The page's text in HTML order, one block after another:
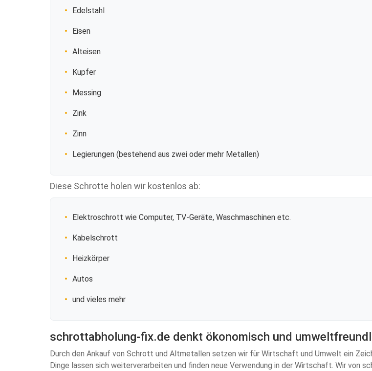
Edelstahl
Eisen
Alteisen
Kupfer
Messing
Zink
Zinn
Legierungen (bestehend aus zwei oder mehr Metallen)
Diese Schrotte holen wir kostenlos ab:
Elektroschrott wie Computer, TV-Geräte, Waschmaschinen etc.
Kabelschrott
Heizkörper
Autos
und vieles mehr
schrottabholung-fix.de denkt ökonomisch und
Durch den Ankauf von Schrott und Altmetallen setzen wir für Wirtschaft und Umwelt ein
Dinge lassen sich weiterverarbeiten und finden neue Verwendung in der Wirtschaft. Wir von